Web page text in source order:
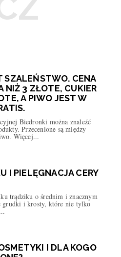
SZALEŃSTWO. CENA
NIŻ 3 ZŁOTE, CUKIER
A PIWO JEST W
Biedronki można znaleźć
Przecenione są między
Więcej...
I PIELĘGNACJA CERY
trądziku o średnim i znacznym
grudki i krosty, które nie tylko
I DLA KOGO